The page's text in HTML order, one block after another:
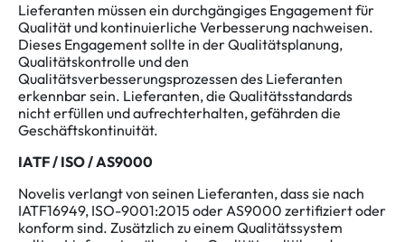
Lieferanten müssen ein durchgängiges Engagement für
Qualität und kontinuierliche Verbesserung nachweisen.
Dieses Engagement sollte in der Qualitätsplanung,
Qualitätskontrolle und den
Qualitätsverbesserungsprozessen des Lieferanten
erkennbar sein. Lieferanten, die Qualitätsstandards
nicht erfüllen und aufrechterhalten, gefährden die
Geschäftskontinuität.
IATF / ISO / AS9000
Novelis verlangt von seinen Lieferanten, dass sie nach
IATF16949, ISO-9001:2015 oder AS9000 zertifiziert oder
konform sind. Zusätzlich zu einem Qualitätssystem